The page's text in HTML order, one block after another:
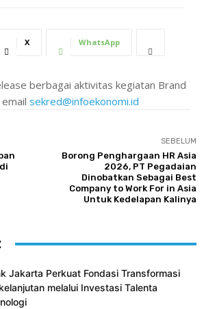
X WhatsApp
berbagai aktivitas kegiatan Brand
sekred@infoekonomi.id
SEBELUM
Borong Penghargaan HR Asia
2026, PT Pegadaian
Dinobatkan Sebagai Best
Company to Work For in Asia
Untuk Kedelapan Kalinya
Jakarta Perkuat Fondasi Transformasi
melalui Investasi Talenta